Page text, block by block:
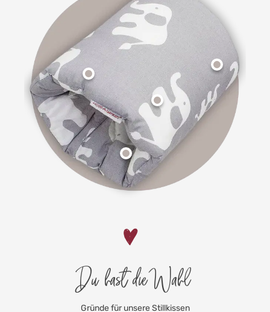
Du hast die Wahl
Gründe für unsere Stillkissen